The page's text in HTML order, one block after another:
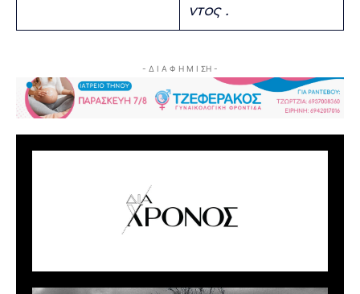
ντος .
- Δ Ι Α Φ Η Μ Ι ΣΗ -